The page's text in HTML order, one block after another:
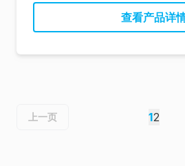
查看产品详
上一页 12